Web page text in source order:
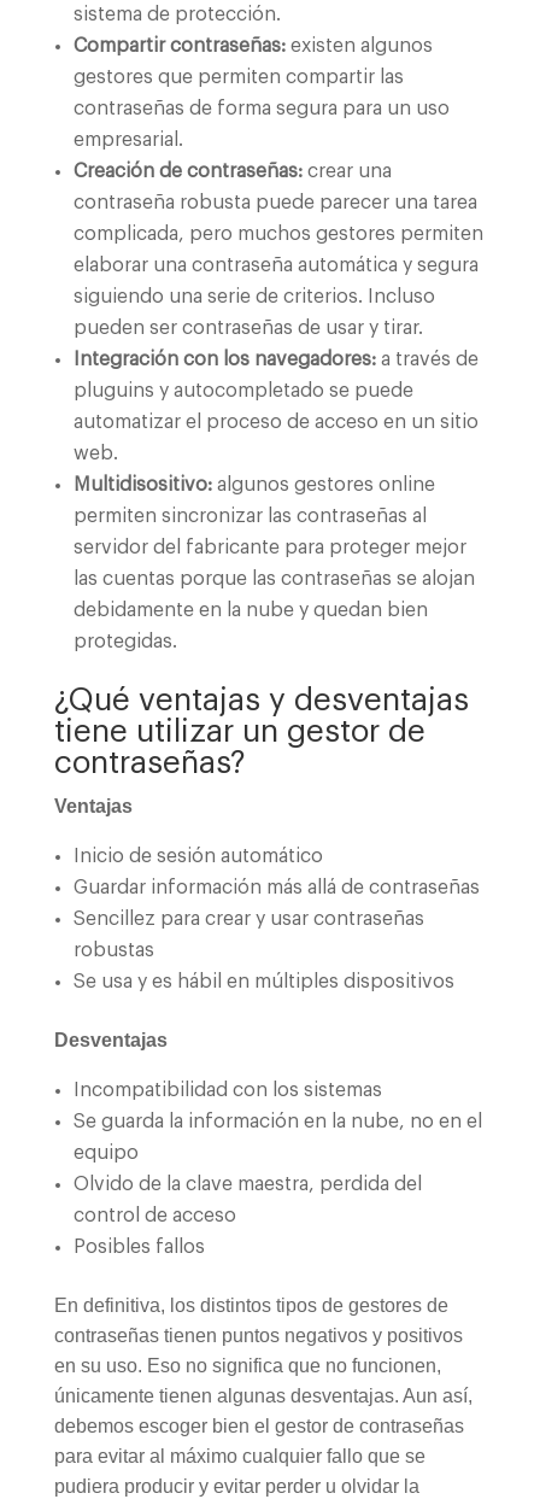
sistema de protección.
Compartir contraseñas:existen algunos
gestores que permiten compartir las
contraseñas de forma segura para un uso
empresarial.
Creación de contraseñas:crear una
contraseña robusta puede parecer una tarea
complicada, pero muchos gestores permiten
elaborar una contraseña automática y segura
siguiendo una serie de criterios. Incluso
pueden ser contraseñas de usar y tirar.
Integración con los navegadores:a través de
pluguins y autocompletado se puede
automatizar el proceso de acceso en un sitio
web.
Multidisositivo:algunos gestores online
permiten sincronizar las contraseñas al
servidor del fabricante para proteger mejor
las cuentas porque las contraseñas se alojan
debidamente en la nube y quedan bien
protegidas.
¿Qué ventajas y desventajas
tiene utilizar un gestor de
contraseñas?
Ventajas
Inicio de sesión automático
Guardar información más allá de contraseñas
Sencillez para crear y usar contraseñas
robustas
Se usa y es hábil en múltiples dispositivos
Desventajas
Incompatibilidad con los sistemas
Se guarda la información en la nube, no en el
equipo
Olvido de la clave maestra, perdida del
control de acceso
Posibles fallos
En definitiva, los distintos tipos de gestores de
contraseñas tienen puntos negativos y positivos
en su uso. Eso no significa que no funcionen,
únicamente tienen algunas desventajas. Aun así,
debemos escoger bien el gestor de contraseñas
para evitar al máximo cualquier fallo que se
pudiera producir y evitar perder u olvidar la